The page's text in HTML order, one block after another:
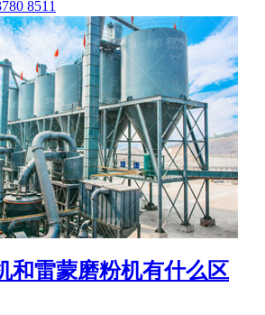
8511
和雷蒙磨粉机有什么区